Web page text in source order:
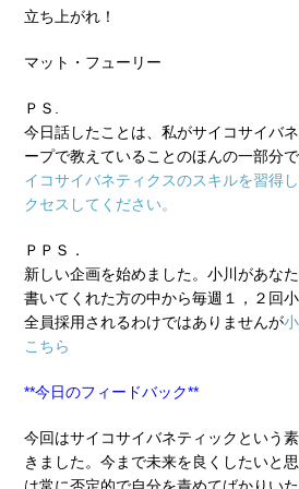
立ち上がれ！
マット・フューリー
ＰＳ.
今日話したことは、私がサイコサイバ
ープで教えていることのほんの一部分で
イコサイバネティクスのスキルを習得
クセスしてください。
ＰＰＳ．
新しい企画を始めました。小川があな
書いてくれた方の中から毎週１，２回
全員採用されるわけではありませんが
こちら
**今日のフィードバック**
今回はサイコサイバネティックという
きました。今まで未来を良くしたいと